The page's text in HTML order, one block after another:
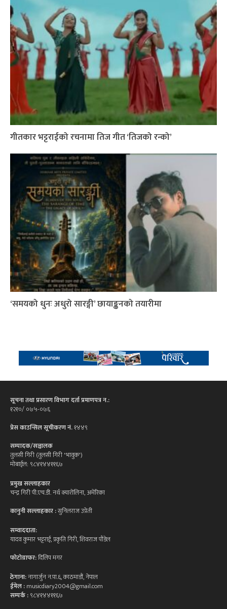
गीतकार भट्टराईको रचनामा तिज गीत ‘तिजको रन्को’
‘समयको धुनः अधुरो सारङ्गी’ छायाङ्कनको तयारीमा
सूचना तथा प्रसारण विभाग दर्ता प्रमाणपत्र न.:
१२१०/ ०७५-०७६
प्रेस काउन्सिल सूचीकरण नं.१४४९
सम्पादक/सञ्चालक
तुलसी गिरी (तुलसी गिरी 'भावुक')
मोबाईल: ९८४१४४११६७
प्रमुख सल्लाहकार
चन्द्र गिरी पी.एच.डी. नर्थ क्यारोलिना, अमेरिका
कानुनी सल्लाहकार :सुनिलराज उप्रेती
सम्वाददाता:
यादव कुमार भट्टराई, प्रकृति गिरी, शिवराज पौडेल
फोटोग्राफर:दिलिप मगर
ठेगाना:नागार्जुन न.पा.६, काठमाडौं, नेपाल
ईमेल :musicdiary2004@gmail.com
सम्पर्क :९८४१४४११६७